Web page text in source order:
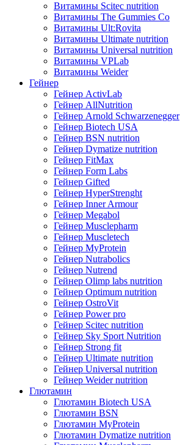
Витамины Scitec nutrition
Витамины The Gummies Co
Витамины Ult:Rovita
Витамины Ultimate nutrition
Витамины Universal nutrition
Витамины VPLab
Витамины Weider
Гейнер
Гейнер ActivLab
Гейнер AllNutrition
Гейнер Arnold Schwarzenegger
Гейнер Biotech USA
Гейнер BSN nutrition
Гейнер Dymatize nutrition
Гейнер FitMax
Гейнер Form Labs
Гейнер Gifted
Гейнер HyperStrenght
Гейнер Inner Armour
Гейнер Megabol
Гейнер Musclepharm
Гейнер Muscletech
Гейнер MyProtein
Гейнер Nutrabolics
Гейнер Nutrend
Гейнер Olimp labs nutrition
Гейнер Optimum nutrition
Гейнер OstroVit
Гейнер Power pro
Гейнер Scitec nutrition
Гейнер Sky Sport Nutrition
Гейнер Strong fit
Гейнер Ultimate nutrition
Гейнер Universal nutrition
Гейнер Weider nutrition
Глютамин
Глютамин Biotech USA
Глютамин BSN
Глютамин MyProtein
Глютамин Dymatize nutrition